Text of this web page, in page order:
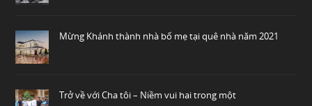
Mừng Khánh thành nhà bố mẹ tại quê nhà năm 2021
Trở về với Cha tôi – Niềm vui hai trong một